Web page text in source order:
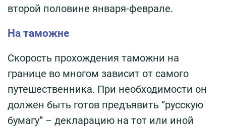
второй половине января-феврале.
На таможне
Скорость прохождения таможни на
границе во многом зависит от самого
путешественника. При необходимости он
должен быть готов предъявить “русскую
бумагу” – декларацию на тот или иной